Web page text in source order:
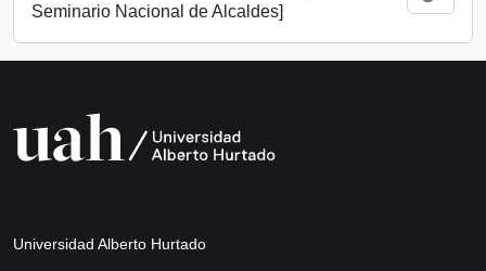
Seminario Nacional de Alcaldes]
Universidad Alberto Hurtado